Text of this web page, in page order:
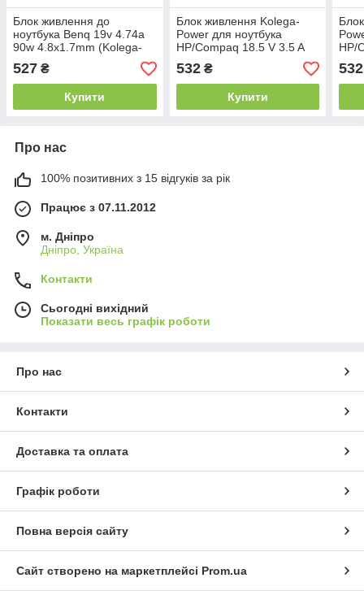
Блок живлення до
ноутбука Benq 19v 4.74a
90w 4.8x1.7mm (Kolega-
Power (A)) 12 міс.гар.
527 ₴
Купити
Блок живлення Kolega-
Power для ноутбука
HP/Compaq 18.5 V 3.5 A
65W (4.8x1.7 bullet)
(4.75+4.2) x 1.6 (Гарантія
532₴
Купити
HP/
міс)
532
Про нас
100% позитивних з 15 відгуків за рік
Працює з 07.11.2012
м. Дніпро
Дніпро, Україна
Контакти
Сьогодні вихідний
Показати весь графік роботи
Про нас
Контакти
Доставка та оплата
Графік роботи
Повна версія сайту
Сайт створено на маркетплейсі Prom.ua